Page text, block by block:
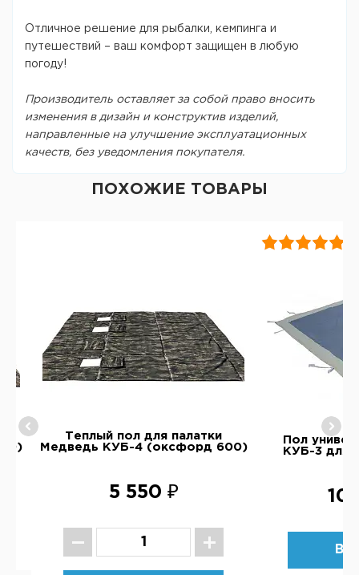
Отличное решение для рыбалки, кемпинга и
путешествий – ваш комфорт защищен в любую
погоду!
Производитель оставляет за собой право вносить
изменения в дизайн и конструктив изделий,
направленные на улучшение эксплуатационных
качеств, без уведомления покупателя.
ПОХОЖИЕ ТОВАРЫ
Теплый пол для палатки
Медведь КУБ-4 (оксфорд 600)
5 550 ₽
Пол
КУБ-3 для
10